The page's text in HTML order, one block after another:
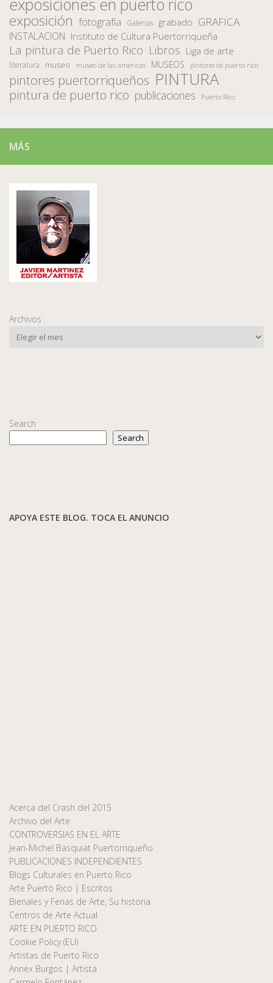
exposición fotografía Galerias grabado GRAFICA
INSTALACION Instituto de Cultura Puertorriqueña
La pintura de Puerto Rico Libros Liga de arte
literatura museo museo de las americas MUSEOS pintores de puerto rico
pintores puertorriqueños PINTURA
pintura de puerto rico publicaciones Puerto Rico
MÁS
Archivos
Search
Search
APOYA ESTE BLOG. TOCA EL ANUNCIO
Acerca del Crash del 2015
Archivo del Arte
CONTROVERSIAS EN EL ARTE
Jean-Michel Basquiat Puertorriqueño
PUBLICACIONES INDEPENDIENTES
Blogs Culturales en Puerto Rico
Arte Puerto Rico | Escritos
Bienales y Ferias de Arte, Su historia
Centros de Arte Actual
ARTE EN PUERTO RICO
Cookie Policy (EU)
Artistas de Puerto Rico
Annex Burgos | Artista